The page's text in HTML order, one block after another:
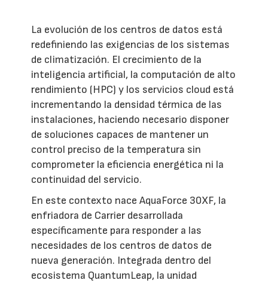
La evolución de los centros de datos está
redefiniendo las exigencias de los sistemas
de climatización. El crecimiento de la
inteligencia artificial, la computación de alto
rendimiento (HPC) y los servicios cloud está
incrementando la densidad térmica de las
instalaciones, haciendo necesario disponer
de soluciones capaces de mantener un
control preciso de la temperatura sin
comprometer la eficiencia energética ni la
continuidad del servicio.
En este contexto nace AquaForce 30XF, la
enfriadora de Carrier desarrollada
específicamente para responder a las
necesidades de los centros de datos de
nueva generación. Integrada dentro del
ecosistema QuantumLeap, la unidad